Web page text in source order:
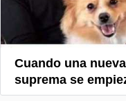
Cuando una
suprema se